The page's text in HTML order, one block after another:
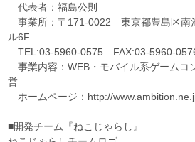
代表者：福島公則
事業所：〒171-0022 東京都豊島区
ル6F
TEL:03-5960-0575 FAX:03-5960-
事業内容：WEB・モバイル系ゲームコ
営
ホームページ：http://
■開発チーム『ねこじゃらし』